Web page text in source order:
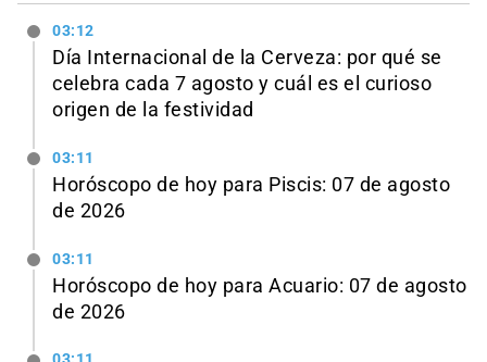
03:12
Día Internacional de la Cerveza: por qué se
celebra cada 7 agosto y cuál es el curioso
origen de la festividad
03:11
Horóscopo de hoy para Piscis: 07 de agosto
de 2026
03:11
Horóscopo de hoy para Acuario: 07 de agosto
de 2026